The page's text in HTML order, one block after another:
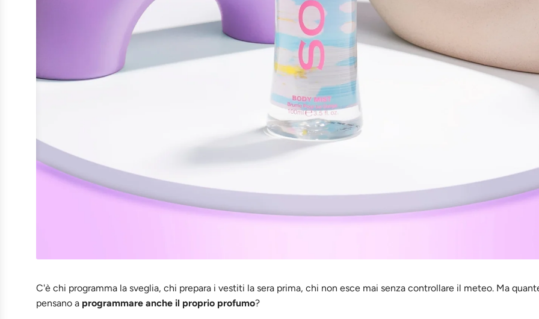
C'è chi programma la sveglia, chi prepara i vestiti la sera prima, chi non esce mai senza controllare il meteo. Ma
pensano a programmare anche il proprio profumo?